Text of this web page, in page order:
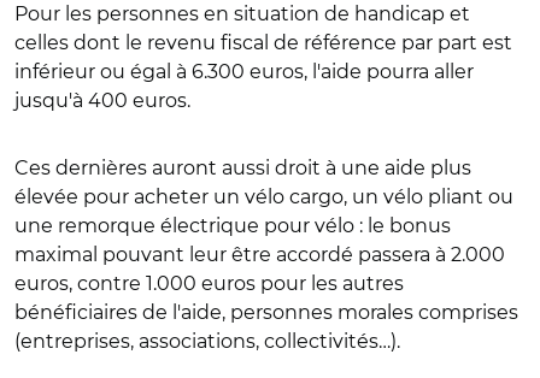
Pour les personnes en situation de handicap et
celles dont le revenu fiscal de référence par part est
inférieur ou égal à 6.300 euros, l'aide pourra aller
jusqu'à 400 euros.
Ces dernières auront aussi droit à une aide plus
élevée pour acheter un vélo cargo, un vélo pliant ou
une remorque électrique pour vélo : le bonus
maximal pouvant leur être accordé passera à 2.000
euros, contre 1.000 euros pour les autres
bénéficiaires de l'aide, personnes morales comprises
(entreprises, associations, collectivités…).